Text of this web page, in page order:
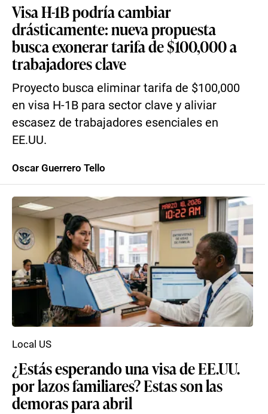
Visa H-1B podría cambiar
drásticamente: nueva propuesta
busca exonerar tarifa de $100,000 a
trabajadores clave
Proyecto busca eliminar tarifa de $100,000
en visa H-1B para sector clave y aliviar
escasez de trabajadores esenciales en
EE.UU.
Oscar Guerrero Tello
¿Estás esperando una visa de EE.UU.
por lazos familiares? Estas son las
demoras para abril
Local US